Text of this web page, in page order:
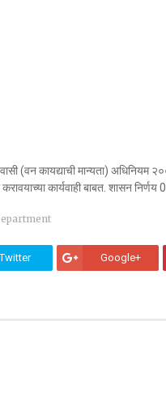
(वन कायद्याची मान्यता)
कार्यवाही बाबत. शासन
Google+